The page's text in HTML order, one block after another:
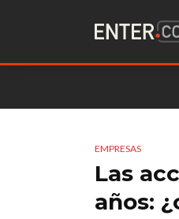
EMPRESAS
Las
años: